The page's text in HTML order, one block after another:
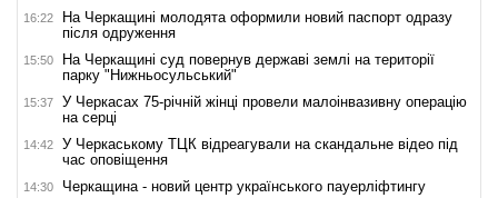
16:22
На Черкащині молодята оформили новий паспорт одразу
після одруження
15:50
На Черкащині суд повернув державі землі на території
парку "Нижньосульський"
15:37
У Черкасах 75-річній жінці провели малоінвазивну операцію
на серці
14:42
У Черкаському ТЦК відреагували на скандальне відео під
час оповіщення
14:30 Черкащина - новий центр українського пауерліфтингу